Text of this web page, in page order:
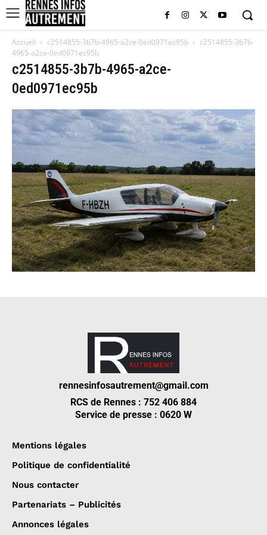
Accueil c2514855-3b7b-4965-a2ce-0ed0971ec95b
c2514855-3b7b-
4965-a2ce-0ed0971ec95b
c2514855-3b7b-4965-a2ce-
0ed0971ec95b
rennesinfosautrement@gmail.com
RCS de Rennes : 752 406 884
Service de presse : 0620 W
Mentions légales
Politique de confidentialité
Nous contacter
Partenariats – Publicités
Annonces légales